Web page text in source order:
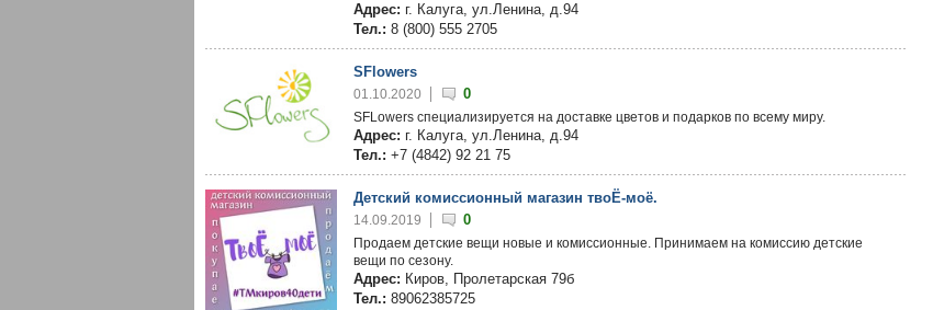
Адрес: г. Калуга, ул.Ленина, д.94
Тел.: 8 (800) 555 2705
SFlowers
01.10.2020 0
SFLowers специализируется на доставке цветов и подарков по всему миру.
Адрес: г. Калуга, ул.Ленина, д.94
Тел.: +7 (4842) 92 21 75
Детский комиссионный магазин твоЁ-моё.
14.09.2019 0
Продаем детские вещи новые и комиссионные. Принимаем на комиссию детские
вещи по сезону.
Адрес: Киров, Пролетарская 79б
Тел.: 89062385725